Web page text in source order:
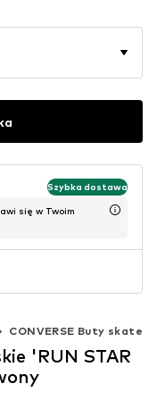
Szybka dostawa
się w Twoim
CONVERSE Buty skate
'RUN STAR